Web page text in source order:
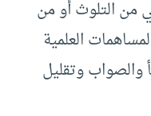
من التلوث أو من
العلمية
وتقليل